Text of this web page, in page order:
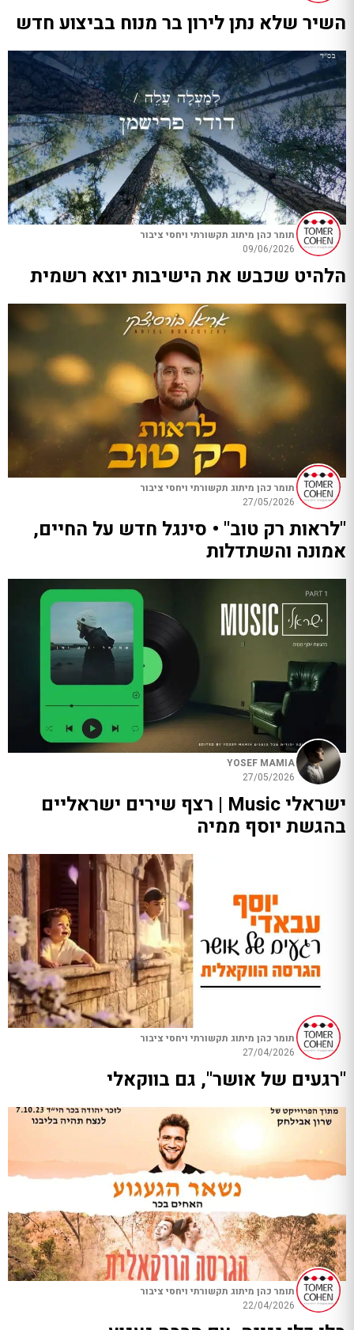
השיר שלא נתן לירון בר מנוח בביצוע חדש
תומר כהן מיתוג תקשורתי ויחסי ציבור
09/06/2026
הלהיט שכבש את הישיבות יוצא רשמית
תומר כהן מיתוג תקשורתי ויחסי ציבור
27/05/2026
"לראות רק טוב" • סינגל חדש על החיים,
אמונה והשתדלות
YOSEF MAMIA
27/05/2026
ישראלי Music | רצף שירים ישראליים
בהגשת יוסף ממיה
תומר כהן מיתוג תקשורתי ויחסי ציבור
27/04/2026
"רגעים של אושר", גם בווקאלי
תומר כהן מיתוג תקשורתי ויחסי ציבור
22/04/2026